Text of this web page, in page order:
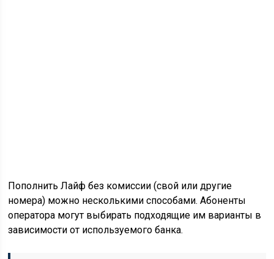
Пополнить Лайф без комиссии (свой или другие
номера) можно несколькими способами. Абоненты
оператора могут выбирать подходящие им варианты в
зависимости от используемого банка.